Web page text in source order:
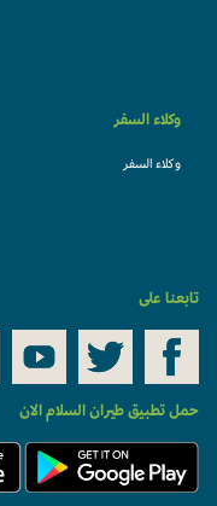
وكلاء السفر
وكلاء السفر
تابعنا على
حمل تطبيق طيران السلام الان